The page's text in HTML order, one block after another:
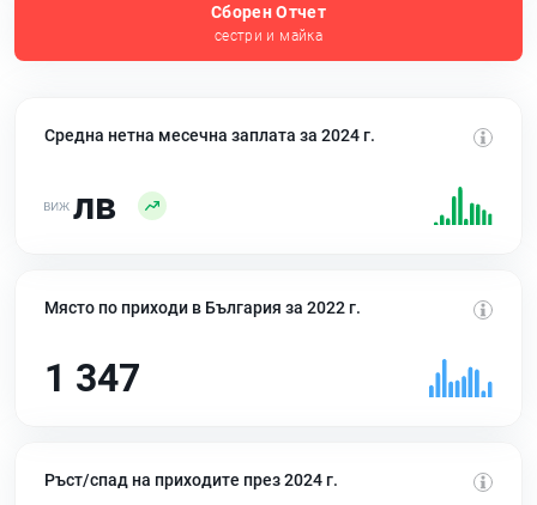
Сборен Отчет
сестри и майка
Средна нетна месечна заплата за 2024 г.
лв
Място по приходи в България за 2022 г.
1 347
Ръст/спад на приходите през 2024 г.